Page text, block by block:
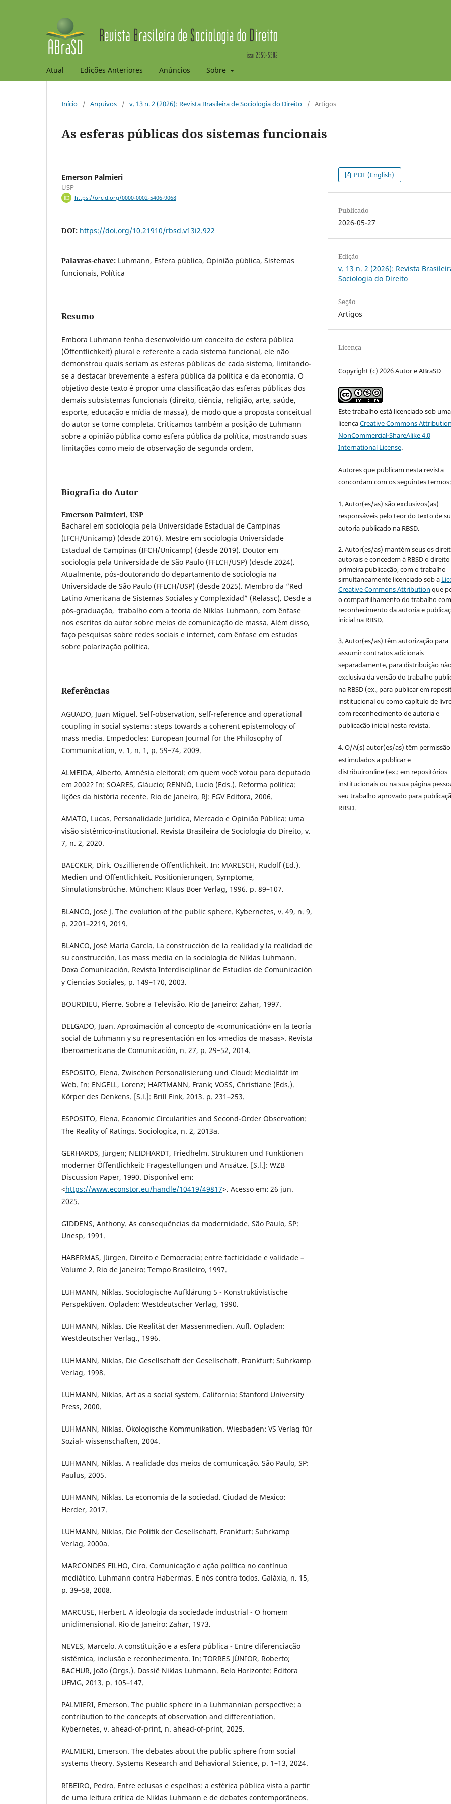
Atual Edições Anteriores Anúncios Sobre
Início / Arquivos / v. 13 n. 2 (2026): Revista Brasileira de Sociologia do Direito / Artigos
As esferas públicas dos sistemas funcionais
Emerson Palmieri
USP
https://orcid.org/0000-0002-5406-9068
DOI: https://doi.org/10.21910/rbsd.v13i2.922
Palavras-chave: Luhmann, Esfera pública, Opinião pública, Sistemas
funcionais, Política
Resumo
Embora Luhmann tenha desenvolvido um conceito de esfera pública
(Öffentlichkeit) plural e referente a cada sistema funcional, ele não
demonstrou quais seriam as esferas públicas de cada sistema, limitando-
se a destacar brevemente a esfera pública da política e da economia. O
objetivo deste texto é propor uma classificação das esferas públicas dos
demais subsistemas funcionais (direito, ciência, religião, arte, saúde,
esporte, educação e mídia de massa), de modo que a proposta conceitual
do autor se torne completa. Criticamos também a posição de Luhmann
sobre a opinião pública como esfera pública da política, mostrando suas
limitações como meio de observação de segunda ordem.
Biografia do Autor
Emerson Palmieri, USP
Bacharel em sociologia pela Universidade Estadual de Campinas
(IFCH/Unicamp) (desde 2016). Mestre em sociologia Universidade
Estadual de Campinas (IFCH/Unicamp) (desde 2019). Doutor em
sociologia pela Universidade de São Paulo (FFLCH/USP) (desde 2024).
Atualmente, pós-doutorando do departamento de sociologia na
Universidade de São Paulo (FFLCH/USP) (desde 2025). Membro da “Red
Latino Americana de Sistemas Sociales y Complexidad” (Relassc). Desde a
pós-graduação, trabalho com a teoria de Niklas Luhmann, com ênfase
nos escritos do autor sobre meios de comunicação de massa. Além disso,
faço pesquisas sobre redes sociais e internet, com ênfase em estudos
sobre polarização política.
Referências
AGUADO, Juan Miguel. Self-observation, self-reference and operational
coupling in social systems: steps towards a coherent epistemology of
mass media. Empedocles: European Journal for the Philosophy of
Communication, v. 1, n. 1, p. 59–74, 2009.
ALMEIDA, Alberto. Amnésia eleitoral: em quem você votou para deputado
em 2002? In: SOARES, Gláucio; RENNÓ, Lucio (Eds.). Reforma política:
lições da história recente. Rio de Janeiro, RJ: FGV Editora, 2006.
AMATO, Lucas. Personalidade Jurídica, Mercado e Opinião Pública: uma
visão sistêmico-institucional. Revista Brasileira de Sociologia do Direito, v.
7, n. 2, 2020.
BAECKER, Dirk. Oszillierende Öffentlichkeit. In: MARESCH, Rudolf (Ed.).
Medien und Öffentlichkeit. Positionierungen, Symptome,
Simulationsbrüche. München: Klaus Boer Verlag, 1996. p. 89–107.
BLANCO, José J. The evolution of the public sphere. Kybernetes, v. 49, n. 9,
p. 2201–2219, 2019.
BLANCO, José María García. La construcción de la realidad y la realidad de
su construcción. Los mass media en la sociología de Niklas Luhmann.
Doxa Comunicación. Revista Interdisciplinar de Estudios de Comunicación
y Ciencias Sociales, p. 149–170, 2003.
BOURDIEU, Pierre. Sobre a Televisão. Rio de Janeiro: Zahar, 1997.
DELGADO, Juan. Aproximación al concepto de «comunicación» en la teoría
social de Luhmann y su representación en los «medios de masas». Revista
Iberoamericana de Comunicación, n. 27, p. 29–52, 2014.
ESPOSITO, Elena. Zwischen Personalisierung und Cloud: Medialität im
Web. In: ENGELL, Lorenz; HARTMANN, Frank; VOSS, Christiane (Eds.).
Körper des Denkens. [S.l.]: Brill Fink, 2013. p. 231–253.
ESPOSITO, Elena. Economic Circularities and Second-Order Observation:
The Reality of Ratings. Sociologica, n. 2, 2013a.
GERHARDS, Jürgen; NEIDHARDT, Friedhelm. Strukturen und Funktionen
moderner Öffentlichkeit: Fragestellungen und Ansätze. [S.l.]: WZB
Discussion Paper, 1990. Disponível em:
<https://www.econstor.eu/handle/10419/49817>. Acesso em: 26 jun.
2025.
GIDDENS, Anthony. As consequências da modernidade. São Paulo, SP:
Unesp, 1991.
HABERMAS, Jürgen. Direito e Democracia: entre facticidade e validade –
Volume 2. Rio de Janeiro: Tempo Brasileiro, 1997.
LUHMANN, Niklas. Sociologische Aufklärung 5 - Konstruktivistische
Perspektiven. Opladen: Westdeutscher Verlag, 1990.
LUHMANN, Niklas. Die Realität der Massenmedien. Aufl. Opladen:
Westdeutscher Verlag., 1996.
LUHMANN, Niklas. Die Gesellschaft der Gesellschaft. Frankfurt: Suhrkamp
Verlag, 1998.
LUHMANN, Niklas. Art as a social system. California: Stanford University
Press, 2000.
LUHMANN, Niklas. Ökologische Kommunikation. Wiesbaden: VS Verlag für
Sozial- wissenschaften, 2004.
LUHMANN, Niklas. A realidade dos meios de comunicação. São Paulo, SP:
Paulus, 2005.
LUHMANN, Niklas. La economia de la sociedad. Ciudad de Mexico:
Herder, 2017.
LUHMANN, Niklas. Die Politik der Gesellschaft. Frankfurt: Suhrkamp
Verlag, 2000a.
MARCONDES FILHO, Ciro. Comunicação e ação política no contínuo
mediático. Luhmann contra Habermas. E nós contra todos. Galáxia, n. 15,
p. 39–58, 2008.
MARCUSE, Herbert. A ideologia da sociedade industrial - O homem
unidimensional. Rio de Janeiro: Zahar, 1973.
NEVES, Marcelo. A constituição e a esfera pública - Entre diferenciação
sistêmica, inclusão e reconhecimento. In: TORRES JÚNIOR, Roberto;
BACHUR, João (Orgs.). Dossiê Niklas Luhmann. Belo Horizonte: Editora
UFMG, 2013. p. 105–147.
PALMIERI, Emerson. The public sphere in a Luhmannian perspective: a
contribution to the concepts of observation and differentiation.
Kybernetes, v. ahead-of-print, n. ahead-of-print, 2025.
PALMIERI, Emerson. The debates about the public sphere from social
systems theory. Systems Research and Behavioral Science, p. 1–13, 2024.
RIBEIRO, Pedro. Entre eclusas e espelhos: a esférica pública vista a partir
de uma leitura crítica de Niklas Luhmann e de debates contemporâneos.
PDF (English)
Publicado
2026-05-27
Edição
v. 13 n. 2 (2026): Revista
Sociologia do Direito
Seção
Artigos
Licença
Copyright (c) 2026 Autor e ABraSD
Este trabalho está licenciado sob uma
licençaCreative Commons
NonCommercial-ShareAlike 4.0
International License.
Autores que publicam nesta revista
concordam com os seguintes termos:
1. Autor(es/as) são exclusivos(as)
responsáveis pelo teor do texto de
autoria publicado na RBSD.
2. Autor(es/as) mantém seus os
autorais e concedem à RBSD o
primeira publicação, com o trabalho
simultaneamente licenciado sob a
Creative Commons Attribution que
o compartilhamento do trabalho com
reconhecimento da autoria e
inicial na RBSD.
3. Autor(es/as) têm autorização para
assumir contratos adicionais
separadamente, para distribuição
exclusiva da versão do trabalho
na RBSD (ex., para publicar em
institucional ou como capítulo de
com reconhecimento de autoria e
publicação inicial nesta revista.
4. O/A(s) autor(es/as) têm
estimulados a publicar e
distribuironline (ex.: em repositórios
institucionais ou na sua página
seu trabalho aprovado para
RBSD.